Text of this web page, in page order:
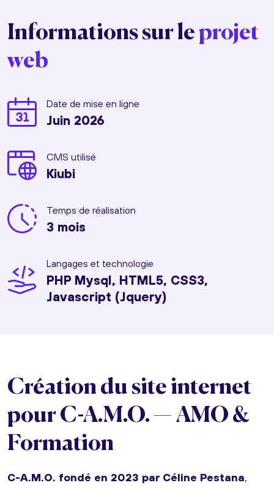
Informations sur leprojet
web
Date de mise en ligne
Juin 2026
CMS utilisé
Kiubi
Temps de réalisation
3 mois
Langages et technologie
PHP Mysql, HTML5, CSS3,
Javascript (Jquery)
Création du site internet
pour C-A.M.O. — AMO &
Formation
C-A.M.O. fondé en 2023 par Céline Pestana,